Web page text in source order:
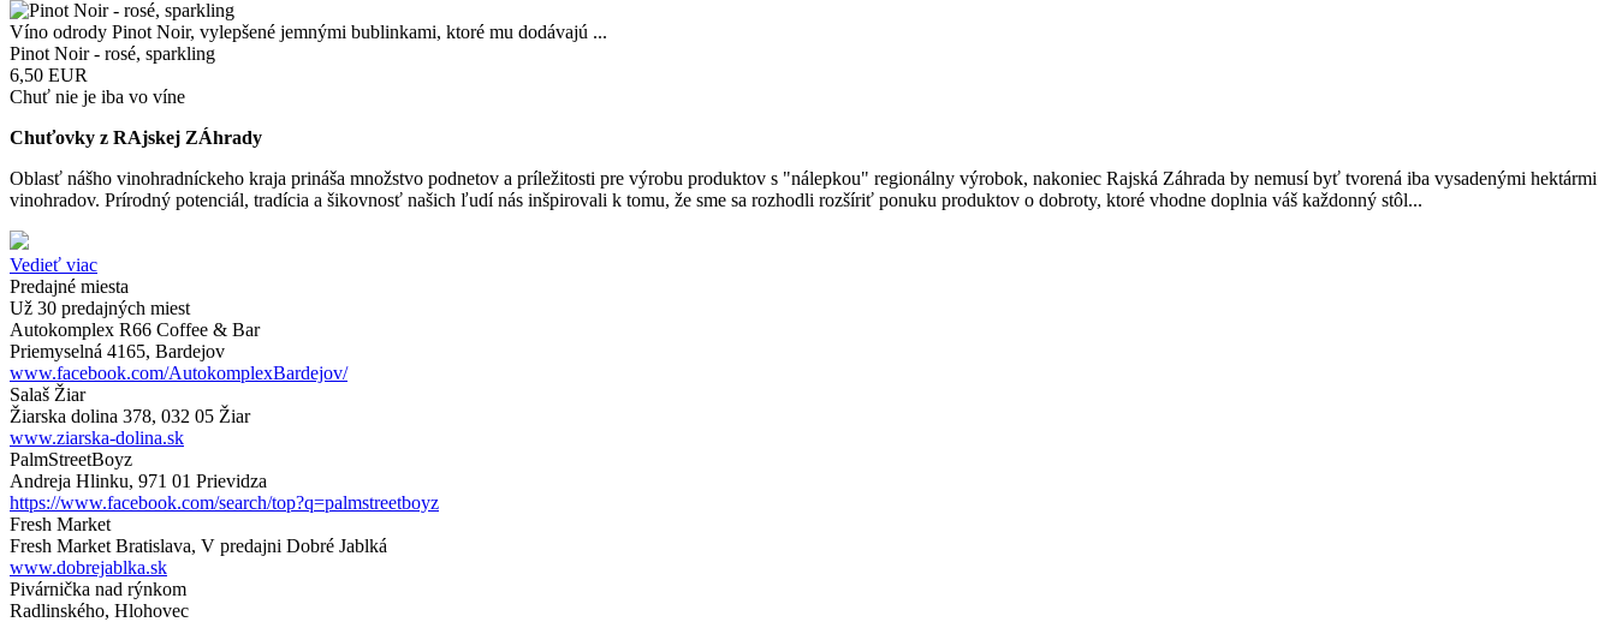
Víno odrody Pinot Noir, vylepšené jemnými bublinkami, ktoré mu dodávajú ...
Pinot Noir - rosé, sparkling
6,50 EUR
Chuť nie je iba vo víne
Chuťovky z RAjskej ZÁhrady
Oblasť nášho vinohradníckeho kraja prináša množstvo podnetov a príležitosti pre výrobu produktov s "nálepkou" regionálny výrobok, nakoniec Rajská Záhrada by nemusí byť tvorená iba vysadenými hektármi
vinohradov. Prírodný potenciál, tradícia a šikovnosť našich ľudí nás inšpirovali k tomu, že sme sa rozhodli rozšíriť ponuku produktov o dobroty, ktoré vhodne doplnia váš každonný stôl...
Vedieť viac
Predajné miesta
Už 30 predajných miest
Autokomplex R66 Coffee & Bar
Priemyselná 4165, Bardejov
www.facebook.com/AutokomplexBardejov/
Salaš Žiar
Žiarska dolina 378, 032 05 Žiar
www.ziarska-dolina.sk
PalmStreetBoyz
Andreja Hlinku, 971 01 Prievidza
https://www.facebook.com/search/top?q=palmstreetboyz
Fresh Market
Fresh Market Bratislava, V predajni Dobré Jablká
www.dobrejablka.sk
Pivárnička nad rýnkom
Radlinského, Hlohovec